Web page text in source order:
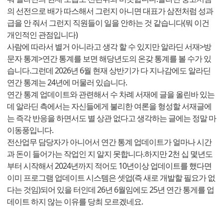
의 선전으로 배가 따스해서 그런지 아니면 대표가 삼전처럼 성과
급을 안 줘서 그런지 직원들이 일을 안하는 것 같습니다(뭐 이건
개인적인 관점입니다)
사람에 따라서 별거 아니라고 생각 할 수 있지만 알라딘 서재>방
문자 통계>연간 통계를 보면 해당년도의 온갖 통계를 볼 수가 있
습니다.그런데 2026년 6월 현재 상반기가 다 지나감에도 알라딘
연간 통계는 24년에 머물러 있습니다.
연간 통계 업데이트와 관련해서 수 차례 서재에 글을 올린바 있는
데 알라딘 측에서는 자신들에게 불리한 여론을 형성할 서재글에
는 즉각 반응을 하면서도 별 상관 없다고 생각하는 글에는 정말 마
이동풍입니다.
전산업무 담당자가 아니어서 연간 통계 업데이트가 얼마나 시간
과 돈이 들어가는 작업인 지 알지 못합니다.하지만 2천 십 몇년도
부터 시작해서 2024년까지 적어도 10년이상 업데이트를 했다면
이미 프로그램 업데이트 시스템은 셋업(즉 새로 개발할 필요가 없
다는 것임)되어 있을 터인데 26년 6월임에도 25년 연간 통게를 업
데이트 하지 않는 이유를 당최 모르겠네요.